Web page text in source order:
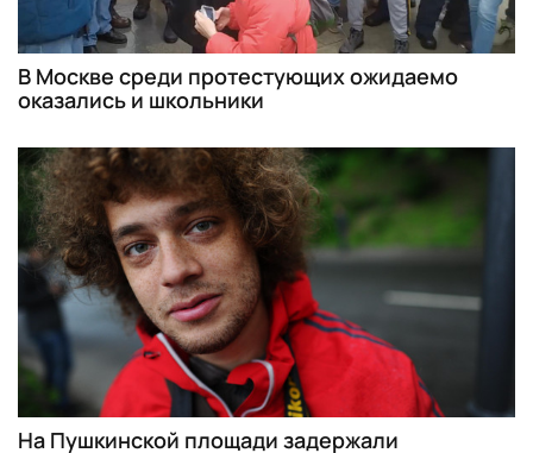
В Москве среди протестующих ожидаемо
оказались и школьники
На Пушкинской площади задержали